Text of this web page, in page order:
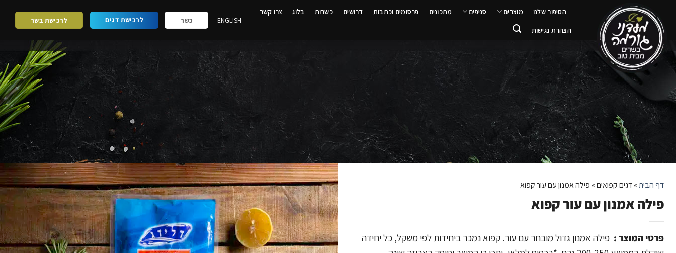
הסיפור שלנו מוצרים סניפים מתכונים פרסומים וכתבות דרושים כשרות בלוג צרו קשר
הצהרת נגישות
ENGLISH כשר לרכישת דגים לרכישת בשר
דף הבית»דגים קפואים» פילה אמנון עם עור קפוא
פילה אמנון עם עור קפוא
פרטי המוצר : פילה אמנון גדול מובחר עם עור. קפוא נמכר ביחידות לפי משקל, כל יחידה